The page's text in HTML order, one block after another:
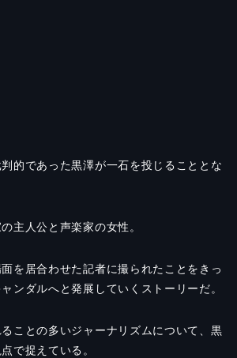
的であった黒澤が一石を投じることとな
主人公と声楽家の女性。
を居合わせた記者に撮られたことをきっ
ンダルへと発展していくストーリーだ。
ことの多いジャーナリズムについて、黒
で捉えている。